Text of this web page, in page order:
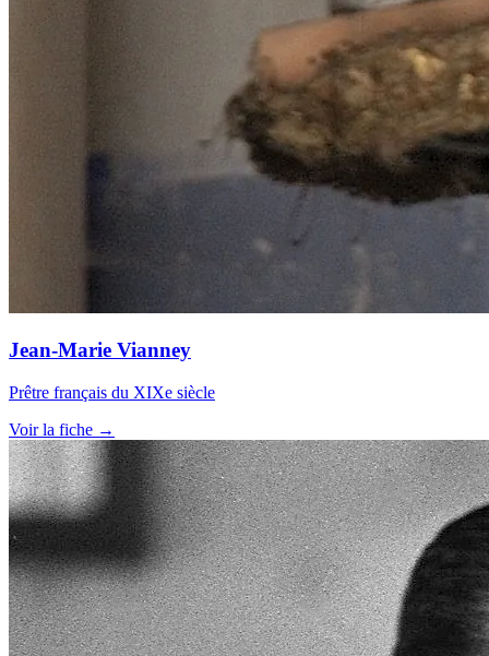
Jean-Marie Vianney
Prêtre français du XIXe siècle
Voir la fiche →